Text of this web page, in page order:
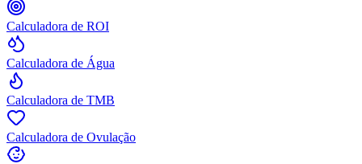
Calculadora de ROI
Calculadora de Água
Calculadora de TMB
Calculadora de Ovulação